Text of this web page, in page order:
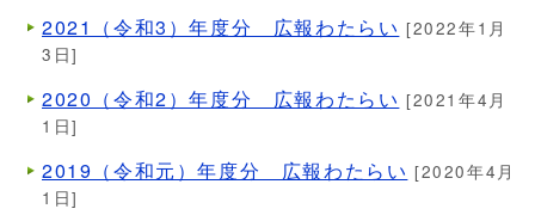
2021（令和3）年度分 広報わたらい [2022年1月
3日]
2020（令和2）年度分 広報わたらい [2021年4月
1日]
2019（令和元）年度分 広報わたらい [2020年4月
1日]